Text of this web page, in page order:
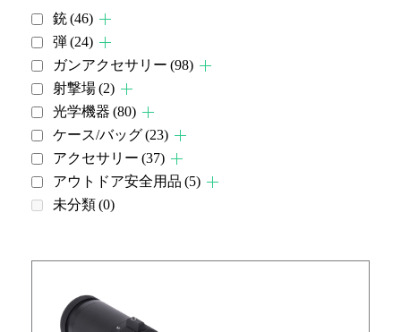
銃(46)
弾(24)
ガンアクセサリー (98)
射撃場(2)
光学機器 (80)
ケース/バッグ(23)
アクセサリー (37)
アウトドア安全用品 (5)
未分類(0)